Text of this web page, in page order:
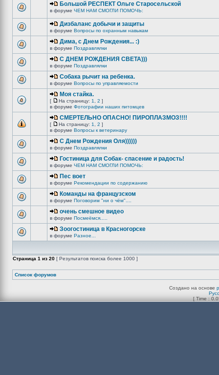
Большой РЕСПЕКТ Ольге Старосельской
в форуме ЧЕМ НАМ СМОГЛИ ПОМОЧЬ:
Дизбаланс добычи и защиты
в форуме Вопросы по охранным навыкам
Дима, с Днем Рождения... :)
в форуме Поздравлялки
C ДНЕМ РОЖДЕНИЯ СВЕТА)))
в форуме Поздравлялки
Собака рычит на ребенка.
в форуме Вопросы по управляемости
Моя стайка.
[ На страницу: 1 2 ]
в форуме Фотографии наших питомцев
СМЕРТЕЛЬНО ОПАСНО! ПИРОПЛАЗМОЗ!!!!
[ На страницу: 1 2 ]
в форуме Вопросы к ветеринару
С Днем Рождения Оля))))))
в форуме Поздравлялки
Гостиница для Собак- спасение и радость!
в форуме ЧЕМ НАМ СМОГЛИ ПОМОЧЬ:
Пес воет
в форуме Рекомендации по содержанию
Команды на французском
в форуме Поговорим "ни о чём"....
очень смешное видео
в форуме Посмеёмся.....
Зоогостиница в Красногорске
в форуме Разное...
Страница 1 из 20 [ Результатов поиска более 1000 ]
Список форумов
Создано на основе
[ Time :